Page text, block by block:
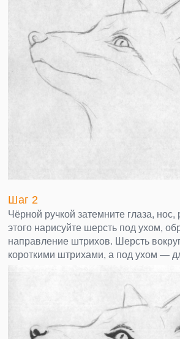
Шаг 2
Чёрной ручкой затемните глаза,
этого нарисуйте шерсть под ухом,
направление штрихов. Шерсть
короткими штрихами, а под ухом —